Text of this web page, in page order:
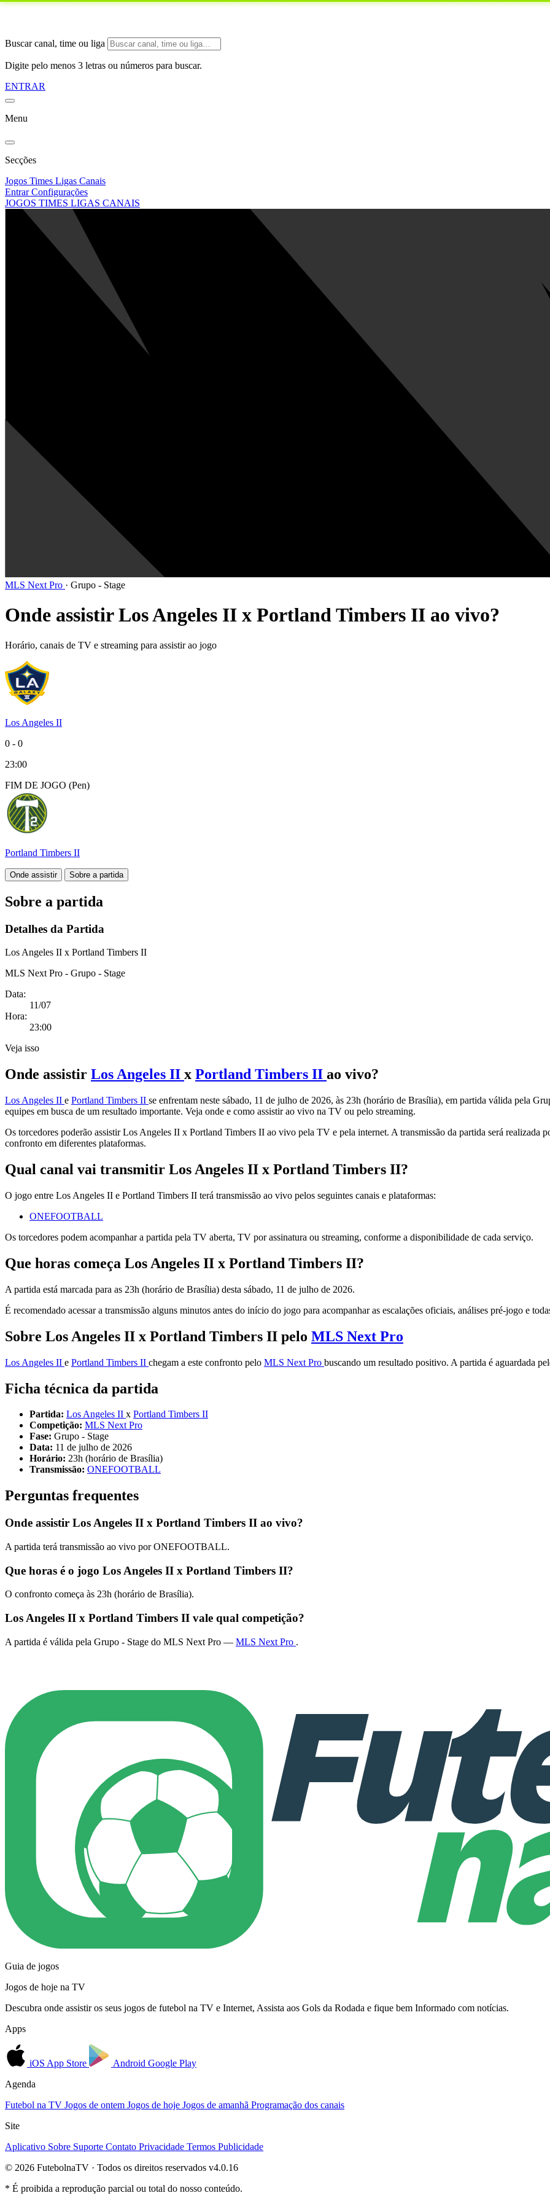
Buscar canal, time ou liga
Digite pelo menos 3 letras ou números para buscar.
ENTRAR
Menu
Secções
Jogos Times Ligas Canais
EntrarConfigurações
JOGOS TIMES LIGAS CANAIS
MLS Next Pro · Grupo - Stage
Onde assistir Los Angeles II x Portland Timbers II ao vivo?
Horário, canais de TV e streaming para assistir ao jogo
Los Angeles II
0 - 0
23:00
FIM DE JOGO (Pen)
Portland Timbers II
Onde assistir Sobre a partida
Sobre a partida
Detalhes da Partida
Los Angeles II x Portland Timbers II
MLS Next Pro - Grupo - Stage
Data:
11/07
Hora:
23:00
Veja isso
Onde assistir Los Angeles II x Portland Timbers II ao vivo?
Los Angeles II e Portland Timbers II se enfrentam neste sábado, 11 de julho de 2026, às 23h (horário de Brasília), em partida válida pela
equipes em busca de um resultado importante. Veja onde e como assistir ao vivo na TV ou pelo streaming.
Os torcedores poderão assistir Los Angeles II x Portland Timbers II ao vivo pela TV e pela internet. A transmissão da partida será
confronto em diferentes plataformas.
Qual canal vai transmitir Los Angeles II x Portland Timbers II?
O jogo entre Los Angeles II e Portland Timbers II terá transmissão ao vivo pelos seguintes canais e plataformas:
ONEFOOTBALL
Os torcedores podem acompanhar a partida pela TV aberta, TV por assinatura ou streaming, conforme a disponibilidade de cada serviço.
Que horas começa Los Angeles II x Portland Timbers II?
A partida está marcada para as 23h (horário de Brasília) desta sábado, 11 de julho de 2026.
É recomendado acessar a transmissão alguns minutos antes do início do jogo para acompanhar as escalações oficiais, análises pré-jogo e
Sobre Los Angeles II x Portland Timbers II pelo MLS Next Pro
Los Angeles II e Portland Timbers II chegam a este confronto pelo MLS Next Pro buscando um resultado positivo. A partida é aguardada
Ficha técnica da partida
Partida: Los Angeles II x Portland Timbers II
Competição: MLS Next Pro
Fase: Grupo - Stage
Data: 11 de julho de 2026
Horário: 23h (horário de Brasília)
Transmissão: ONEFOOTBALL
Perguntas frequentes
Onde assistir Los Angeles II x Portland Timbers II ao vivo?
A partida terá transmissão ao vivo por ONEFOOTBALL.
Que horas é o jogo Los Angeles II x Portland Timbers II?
O confronto começa às 23h (horário de Brasília).
Los Angeles II x Portland Timbers II vale qual competição?
A partida é válida pela Grupo - Stage do MLS Next Pro — MLS Next Pro .
Guia de jogos
Jogos de hoje na TV
Descubra onde assistir os seus jogos de futebol na TV e Internet, Assista aos Gols da Rodada e fique bem Informado com notícias.
Apps
iOS App Store Android Google Play
Agenda
Futebol na TV Jogos de ontem Jogos de hoje Jogos de amanhã Programação dos canais
Site
Aplicativo Sobre Suporte Contato Privacidade Termos Publicidade
© 2026 FutebolnaTV · Todos os direitos reservados v4.0.16
* É proibida a reprodução parcial ou total do nosso conteúdo.